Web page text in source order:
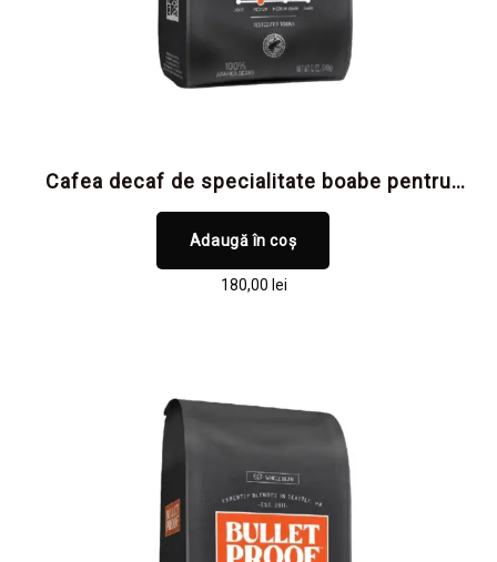
Cafea decaf de specialitate boabe pentru
claritate mentală și focus, fără cofeină și
fără toxine
Adaugă în coș
180,00 lei